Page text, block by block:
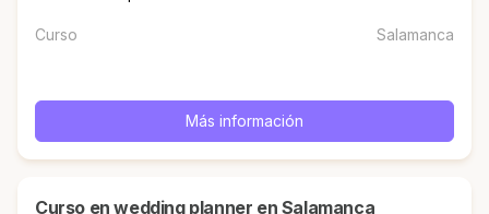
Curso Salamanca
Más información
curso en wedding planner en Salamanca